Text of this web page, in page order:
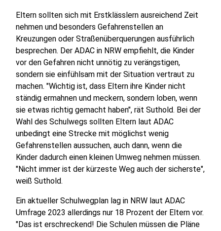
Eltern sollten sich mit Erstklässlern ausreichend Zeit
nehmen und besonders Gefahrenstellen an
Kreuzungen oder Straßenüberquerungen ausführlich
besprechen. Der ADAC in NRW empfiehlt, die Kinder
vor den Gefahren nicht unnötig zu verängstigen,
sondern sie einfühlsam mit der Situation vertraut zu
machen. "Wichtig ist, dass Eltern ihre Kinder nicht
ständig ermahnen und meckern, sondern loben, wenn
sie etwas richtig gemacht haben", rät Suthold. Bei der
Wahl des Schulwegs sollten Eltern laut ADAC
unbedingt eine Strecke mit möglichst wenig
Gefahrenstellen aussuchen, auch dann, wenn die
Kinder dadurch einen kleinen Umweg nehmen müssen.
"Nicht immer ist der kürzeste Weg auch der sicherste",
weiß Suthold.
Ein aktueller Schulwegplan lag in NRW laut ADAC
Umfrage 2023 allerdings nur 18 Prozent der Eltern vor.
"Das ist erschreckend! Die Schulen müssen die Pläne